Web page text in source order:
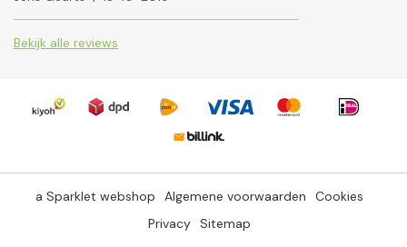
Bekijk alle reviews
a Sparklet webshop Algemene voorwaarden
Cookies
Privacy Sitemap